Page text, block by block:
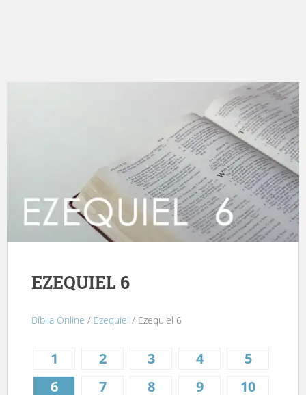
EZEQUIEL 6
Bíblia Online / Ezequiel / Ezequiel 6
1 2 3 4
5
6
7 8 9
10